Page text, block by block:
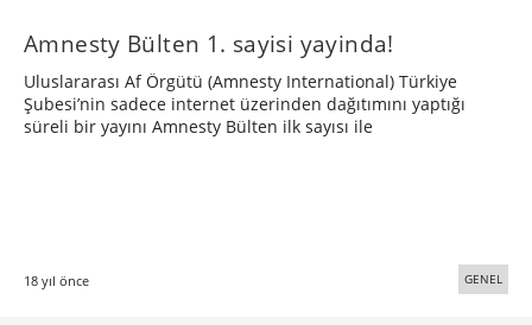
Amnesty Bülten 1. sayisi yayinda!
Uluslararası Af Örgütü (Amnesty International) Türkiye
Şubesi’nin sadece internet üzerinden dağıtımını yaptığı
süreli bir yayını Amnesty Bülten ilk sayısı ile
18 yıl önce GENEL